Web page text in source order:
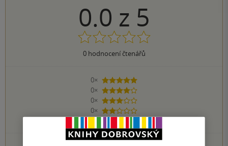
0.0 z 5
0hodnocení čtenářů
0×
5 hvězdiček
0×
4 hvězdičky
0×
3 hvězdičky
0×
2 hvězdičky